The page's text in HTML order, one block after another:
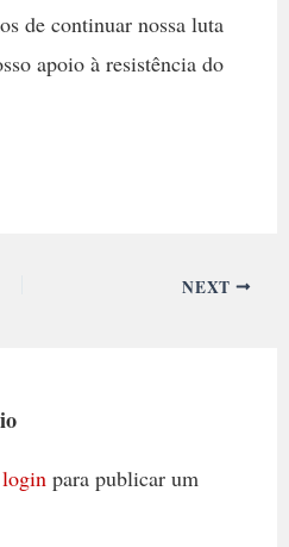
de continuar nossa luta
apoio à resistência do
NEXT
loginpara publicar um